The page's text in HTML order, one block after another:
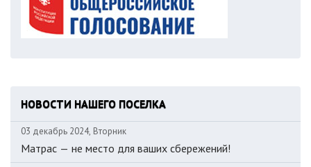
НОВОСТИ НАШЕГО ПОСЕЛКА
03 декабрь 2024, Вторник
Матрас — не место для ваших сбережений!